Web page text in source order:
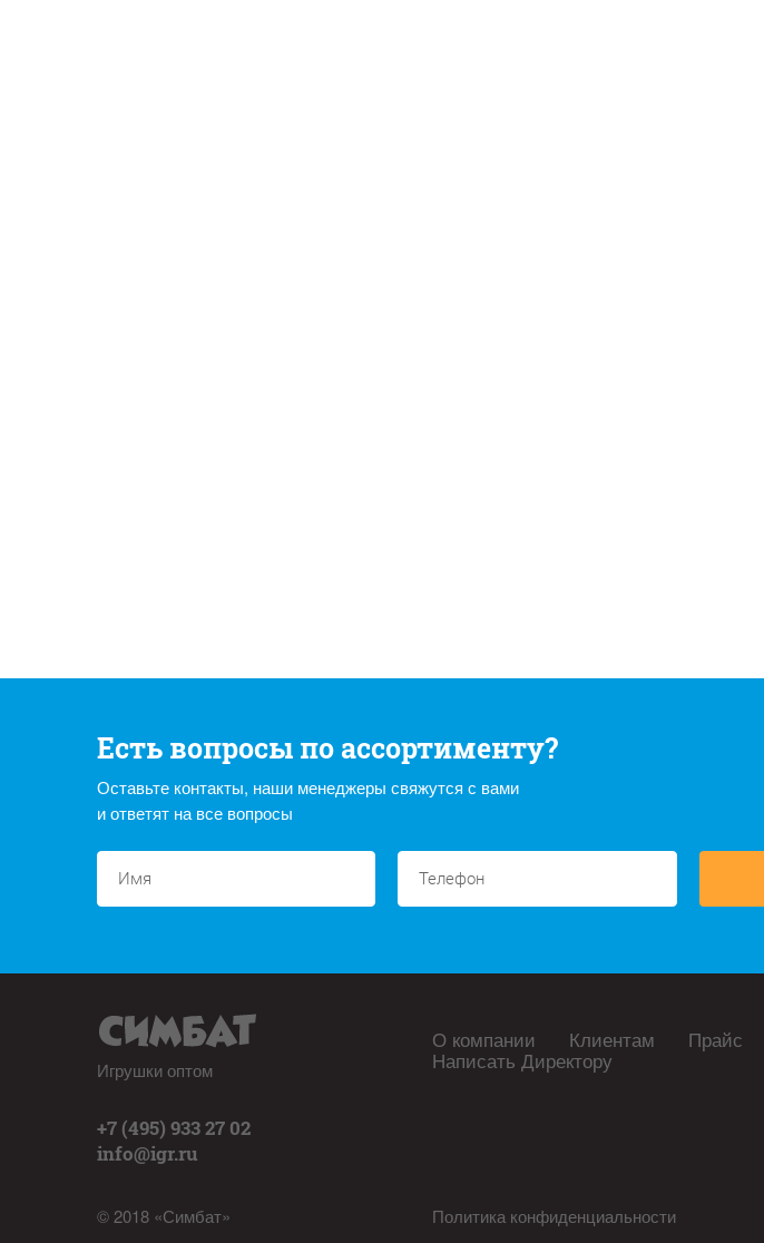
Есть вопросы по ассортименту?
Оставьте контакты, наши менеджеры свяжутся с вами
и ответят на все вопросы
Игрушки оптом
+7 (495) 933 27 02
info@igr.ru
© 2018 «Симбат»
О компании Клиентам Прайс
Написать Директору
Политика конфиденциальности